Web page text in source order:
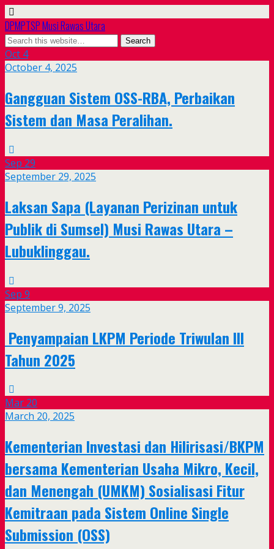
DPMPTSP Musi Rawas Utara
Oct 4
October 4, 2025
Gangguan Sistem OSS-RBA, Perbaikan
Sistem dan Masa Peralihan.
Sep 29
September 29, 2025
Laksan Sapa (Layanan Perizinan untuk
Publik di Sumsel) Musi Rawas Utara –
Lubuklinggau.
Sep 9
September 9, 2025
Penyampaian LKPM Periode Triwulan III
Tahun 2025
Mar 20
March 20, 2025
Kementerian Investasi dan Hilirisasi/BKPM
bersama Kementerian Usaha Mikro, Kecil,
dan Menengah (UMKM) Sosialisasi Fitur
Kemitraan pada Sistem Online Single
Submission (OSS)